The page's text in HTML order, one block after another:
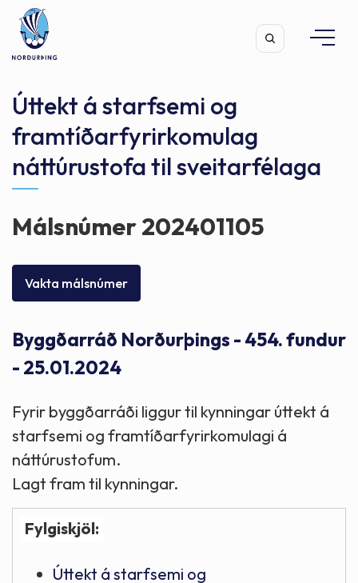
Leita
Úttekt á starfsemi og
framtíðarfyrirkomulag
náttúrustofa til sveitarfélaga
Málsnúmer 202401105
Vakta málsnúmer
Byggðarráð Norðurþings - 454. fundur
- 25.01.2024
Fyrir byggðarráði liggur til kynningar úttekt á
starfsemi og framtíðarfyrirkomulagi á
náttúrustofum.
Lagt fram til kynningar.
Fylgiskjöl:
Úttekt á starfsemi og